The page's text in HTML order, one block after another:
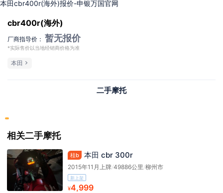
本田cbr400r(海外)报价-申银万国官网
cbr400r(海外)
厂商指导价： 暂无报价
*实际售价以当地经销商价格为准
本田
二手摩托
相关二手摩托
桂b 本田 cbr 300r
2015年11月上牌/49886公里 /柳州市
新上架
¥4,999